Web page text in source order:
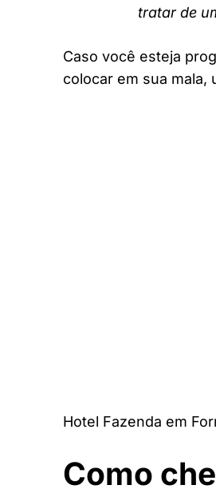
tratar de
Caso você esteja
colocar em sua mala,
Hotel Fazenda em
Como